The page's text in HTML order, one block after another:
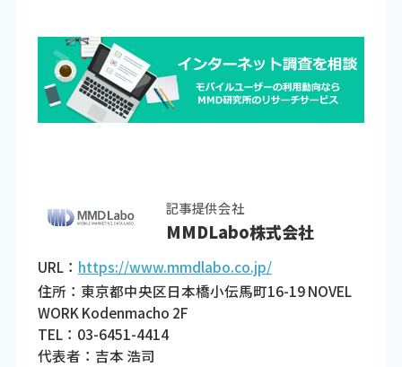
記事提供会社
MMDLabo株式会社
URL： https://www.mmdlabo.co.jp/
住所：東京都中央区日本橋小伝馬町16-19 NOVEL
WORK Kodenmacho 2F
TEL：03-6451-4414
代表者：吉本 浩司